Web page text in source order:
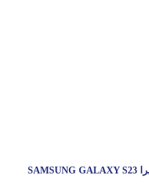
تعرف على احدث التسريبات حول كاميرا SAMSUNG GALAXY S23